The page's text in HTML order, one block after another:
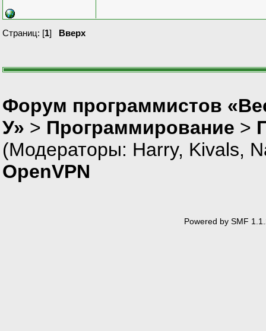
Страниц: [1] Вверх
Форум программистов
У» > Программирование >
(Модераторы: Harry, Kivals,
OpenVPN
Powered by SMF